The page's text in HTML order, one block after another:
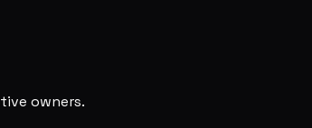
owners.